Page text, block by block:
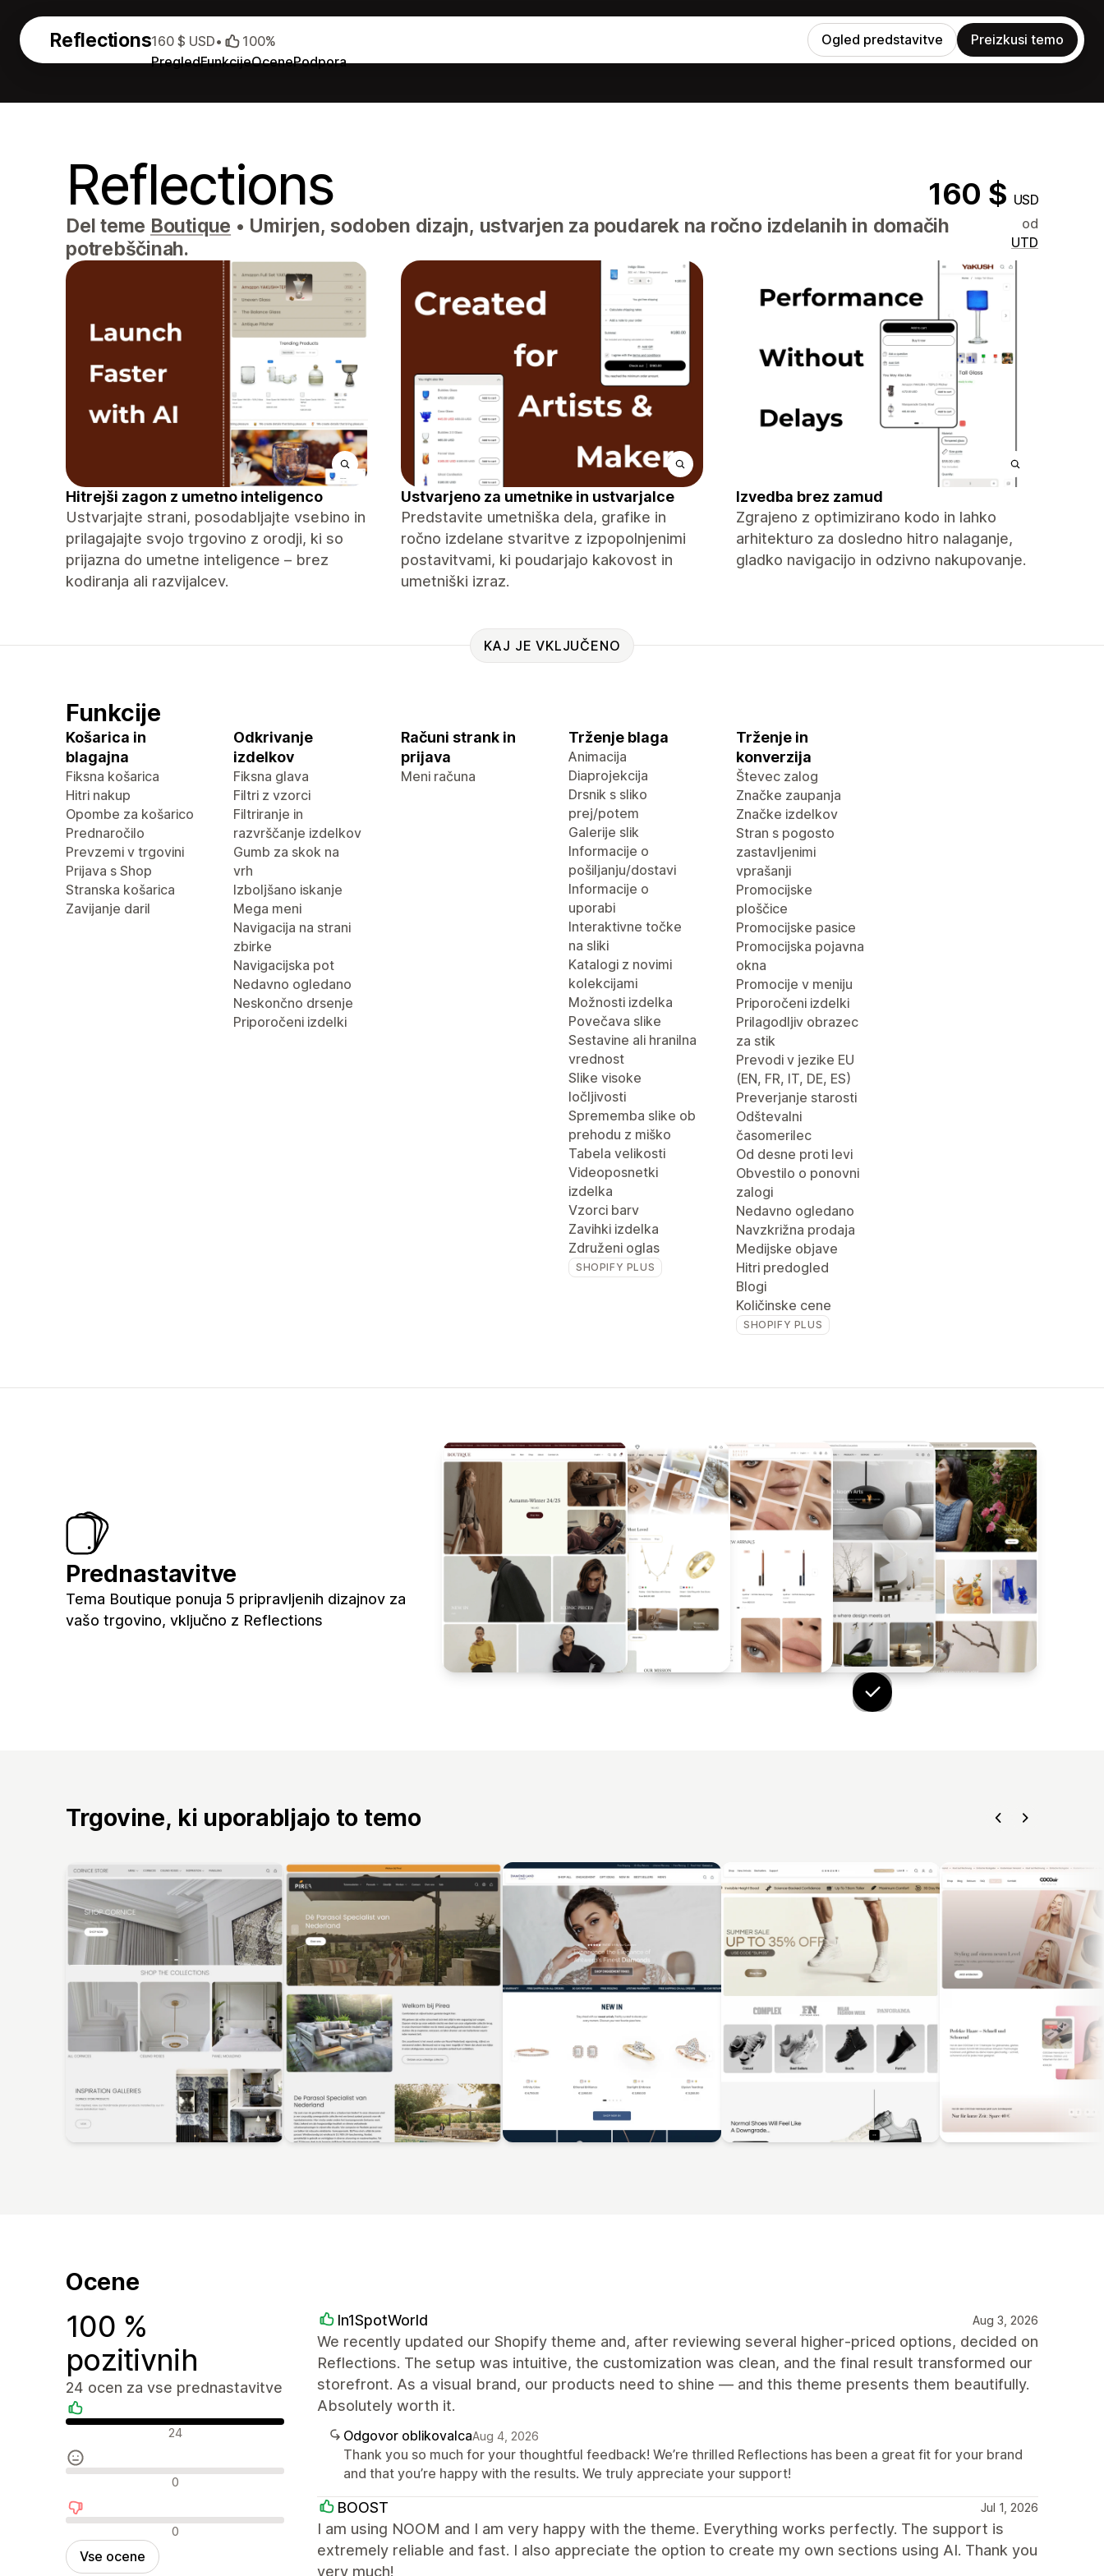
Reflections
PregledFunkcijeOcenePodpora
160 $ USD• 100% Ogled predstavitve Preizkusi temo
Reflections 160 $ USD
Del teme Boutique • Umirjen, sodoben dizajn, ustvarjen za poudarek na ročno izdelanih in domačih
potrebščinah.
od
UTD
Hitrejši zagon z umetno inteligenco
Ustvarjajte strani, posodabljajte vsebino in
prilagajajte svojo trgovino z orodji, ki so
prijazna do umetne inteligence – brez
kodiranja ali razvijalcev.
Ustvarjeno za umetnike in ustvarjalce
Predstavite umetniška dela, grafike in
ročno izdelane stvaritve z izpopolnjenimi
postavitvami, ki poudarjajo kakovost in
umetniški izraz.
Izvedba brez zamud
Zgrajeno z optimizirano kodo in lahko
arhitekturo za dosledno hitro nalaganje,
gladko navigacijo in odzivno nakupovanje.
KAJ JE VKLJUČENO
Funkcije
Košarica in
blagajna
Fiksna košarica
Hitri nakup
Opombe za košarico
Prednaročilo
Prevzemi v trgovini
Prijava s Shop
Stranska košarica
Zavijanje daril
Odkrivanje
izdelkov
Fiksna glava
Filtri z vzorci
Filtriranje in
razvrščanje izdelkov
Gumb za skok na
vrh
Izboljšano iskanje
Mega meni
Navigacija na strani
zbirke
Navigacijska pot
Nedavno ogledano
Neskončno drsenje
Priporočeni izdelki
Računi strank in
prijava
Meni računa
Trženje blaga
Animacija
Diaprojekcija
Drsnik s sliko
prej/potem
Galerije slik
Informacije o
pošiljanju/dostavi
Informacije o
uporabi
Interaktivne točke
na sliki
Katalogi z novimi
kolekcijami
Možnosti izdelka
Povečava slike
Sestavine ali hranilna
vrednost
Slike visoke
ločljivosti
Sprememba slike ob
prehodu z miško
Tabela velikosti
Videoposnetki
izdelka
Vzorci barv
Zavihki izdelka
Združeni oglas
SHOPIFY PLUS
Trženje in
konverzija
Števec zalog
Značke zaupanja
Značke izdelkov
Stran s pogosto
zastavljenimi
vprašanji
Promocijske
ploščice
Promocijske pasice
Promocijska pojavna
okna
Promocije v meniju
Priporočeni izdelki
Prilagodljiv obrazec
za stik
Prevodi v jezike EU
(EN, FR, IT, DE, ES)
Preverjanje starosti
Odštevalni
časomerilec
Od desne proti levi
Obvestilo o ponovni
zalogi
Nedavno ogledano
Navzkrižna prodaja
Medijske objave
Hitri predogled
Blogi
Količinske cene
SHOPIFY PLUS
Prednastavitve
Tema Boutique ponuja 5 pripravljenih dizajnov za
vašo trgovino, vključno z Reflections
Trgovine, ki uporabljajo to temo
Ocene
100 %
pozitivnih
24 ocen za vse prednastavitve
Pozitivne ocene 24
Nevtralne ocene 0
Negativne ocene 0
Vse ocene
In1SpotWorld Aug 3, 2026
We recently updated our Shopify theme and, after reviewing several higher‑priced options, decided on
Reflections. The setup was intuitive, the customization was clean, and the final result transformed our
storefront. As a visual brand, our products need to shine — and this theme presents them beautifully.
Absolutely worth it.
Odgovor oblikovalcaAug 4, 2026
Thank you so much for your thoughtful feedback! We’re thrilled Reflections has been a great fit for your brand
and that you’re happy with the results. We truly appreciate your support!
BOOST Jul 1, 2026
I am using NOOM and I am very happy with the theme. Everything works perfectly. The support is
extremely reliable and fast. I also appreciate the option to create my own sections using AI. Thank you
very much!